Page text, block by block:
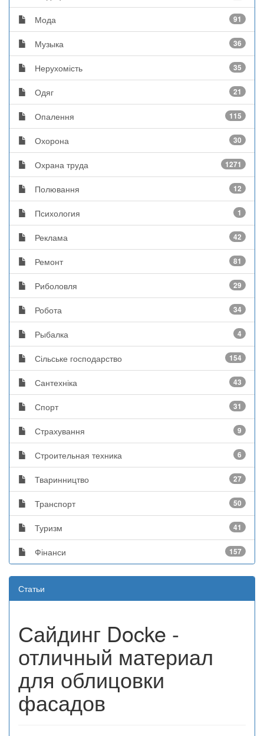
Мода 91
Музыка 36
Нерухомість 35
Одяг 21
Опалення 115
Охорона 30
Охрана труда 1271
Полювання 12
Психология 1
Реклама 42
Ремонт 81
Риболовля 29
Робота 34
Рыбалка 4
Сільське господарство 154
Сантехніка 43
Спорт 31
Страхування 9
Строительная техника 6
Тваринництво 27
Транспорт 50
Туризм 41
Фінанси 157
Статьи
Сайдинг Docke -
отличный материал
для облицовки
фасадов